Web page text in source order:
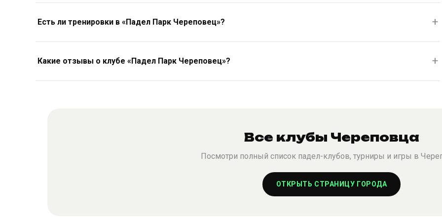
Есть ли тренировки в «Падел Парк Череповец»?
Какие отзывы о клубе «Падел Парк Череповец»?
Все клубы Череповца
Посмотри полный список падел-клубов, турниры и игры в
ОТКРЫТЬ СТРАНИЦУ ГОРОДА